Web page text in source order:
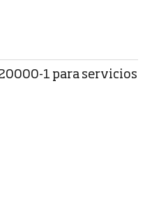
1 para servicios